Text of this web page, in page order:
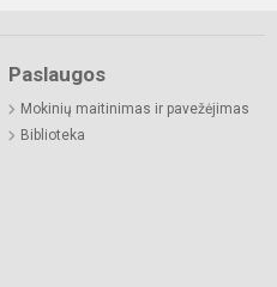
Paslaugos
Mokinių maitinimas ir pavežėjimas
Biblioteka